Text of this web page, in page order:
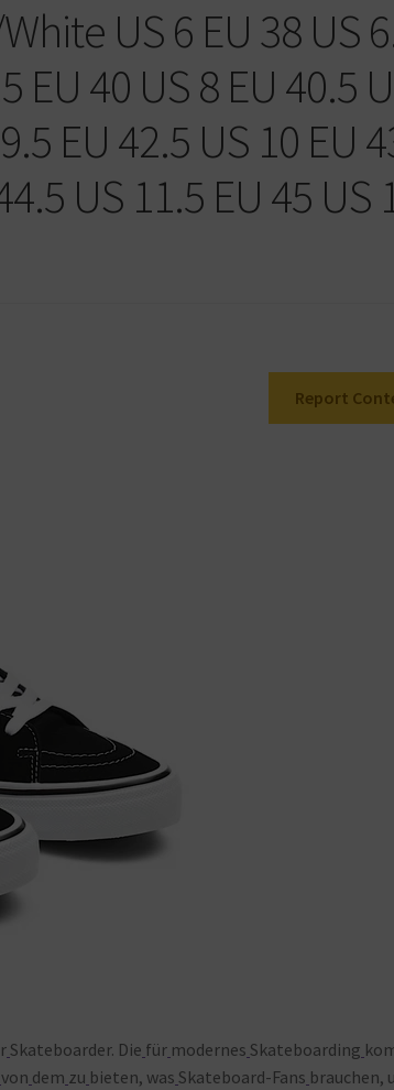
US 6 EU 38 US
EU 40 US 8 EU 40.5
EU 42.5 US 10 EU
US 11.5 EU 45 US
Report
Skateboarder. Die für modernes Skateboarding
von dem zu bieten, was Skateboard-Fans brauchen,